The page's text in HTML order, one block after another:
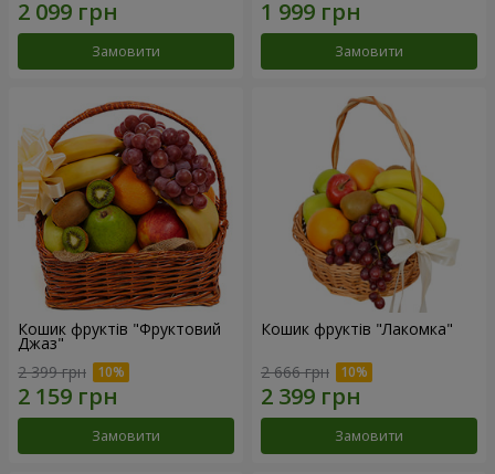
Замовити Замовити
Кошик фруктів "Фруктовий
Джаз"
2 399 грн
Замовити
Кошик фруктів "Лакомка"
2 666 грн
Замовити